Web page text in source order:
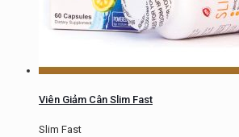
Viên Giảm Cân Slim Fast
Slim Fast